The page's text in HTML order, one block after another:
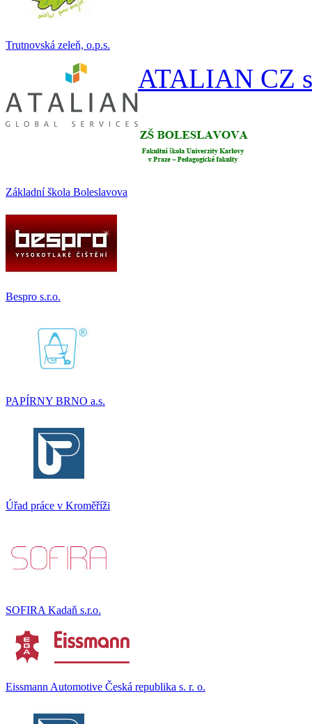
Trutnovská zeleň, o.p.s.
ATALIAN CZ
Základní škola Boleslavova
Bespro s.r.o.
PAPÍRNY BRNO a.s.
Úřad práce v Kroměříži
SOFIRA Kadaň s.r.o.
Eissmann Automotive Česká republika s. r. o.